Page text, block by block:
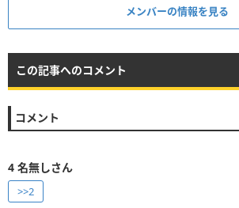
メンバーの情報を見る
この記事へのコメント
コメント
4 名無しさん
>>2